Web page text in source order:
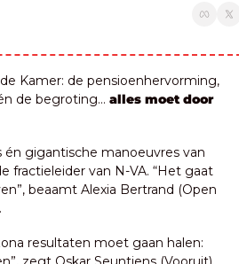
Kamer: de pensioenhervorming,
de begroting… alles moet door
én gigantische manoeuvres van
fractieleider van N-VA. “Het gaat
beaamt Alexia Bertrand (Open
resultaten moet gaan halen: